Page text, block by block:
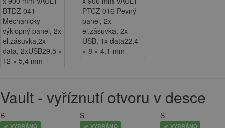
Vault - vyříznutí otvoru v desce
B
VYBRÁNO
S
VYBRÁNO
S
VYBRÁNO